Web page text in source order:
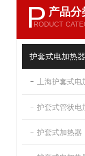
P 产品分
RODUCT
护套式电加热器
上海护套式电
护套式管状电
护套式加热器